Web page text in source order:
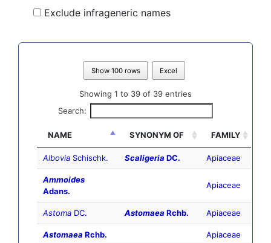
Exclude infrageneric names
Show 100 rows Excel
Showing 1 to 39 of 39 entries
Search:
NAME SYNONYM OF FAMILY
Albovia Schischk. Scaligeria DC. Apiaceae
Ammoides
Adans.
Apiaceae
Astoma DC. Astomaea Rchb. Apiaceae
Astomaea Rchb. Apiaceae